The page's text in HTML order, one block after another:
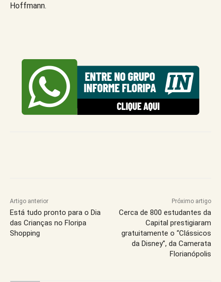
Hoffmann.
Artigo anterior
Está tudo pronto para o Dia
das Crianças no Floripa
Shopping
Próximo artigo
Cerca de 800 estudantes da
Capital prestigiaram
gratuitamente o “Clássicos
da Disney”, da Camerata
Florianópolis